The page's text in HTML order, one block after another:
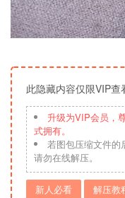
此隐藏内容仅限VIP查
升级为VIP会员，
式拥有。
若图包压缩文件的
请勿在线解压。
新人必看 解压教